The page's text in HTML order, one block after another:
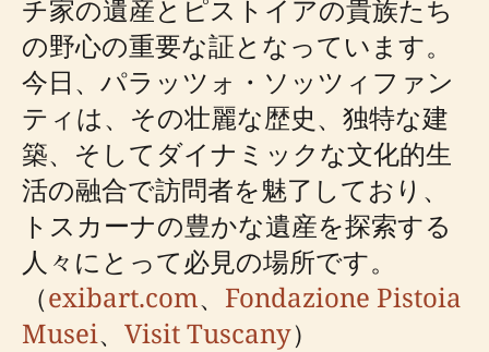
チ家の遺産とピストイアの貴族たち
の野心の重要な証となっています。
今日、パラッツォ・ソッツィファン
ティは、その壮麗な歴史、独特な建
築、そしてダイナミックな文化的生
活の融合で訪問者を魅了しており、
トスカーナの豊かな遺産を探索する
人々にとって必見の場所です。
（exibart.com、 Fondazione Pistoia
Musei、 Visit Tuscany）